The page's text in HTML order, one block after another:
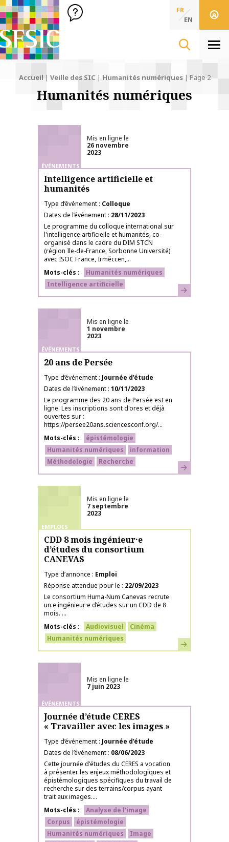
SFSIC Société Française des Sciences de l'Information & de
Société Française des Sciences
de l'Information
FR
EN
Accueil | Veille des SIC | Humanités numériques| Page 2
Humanités numériques
ÉVÉNEMENTS
Mis en ligne le
26 novembre
2023
Intelligence artificielle et
humanités
Type d’événement Colloque
Dates de l’événement 28/11/2023
Le programme du colloque international sur
l'intelligence artificielle et humanités, co-
organisé dans le cadre du DIM STCN
(région Ile-de-France, Sorbonne Université)
avec ISOC France, Irméccen,...
Mots-clés
Humanités numériques
Intelligence artificielle
En savoir plus
ÉVÉNEMENTS
Mis en ligne le
1 novembre
2023
20 ans de Persée
Type d’événement Journée d’étude
Dates de l’événement 10/11/2023
Le programme des 20 ans de Persée est en
ligne. Les inscriptions sont d'ores et déjà
ouvertes sur :
https://persee20ans.sciencesconf.org/...
Mots-clés
épistémologie
Humanités numériques
information
Méthodologie
Recherche En savoir plus
EMPLOIS
Mis en ligne le
7 septembre
2023
CDD 8 mois ingénieur·e
d’études du consortium
CANEVAS
Type d’annonce
Emploi
Réponse attendue pour le
22/09/2023
Le consortium Huma-Num Canevas recrute
un.e ingénieur·e d’études sur un CDD de 8
mois. ...
Mots-clés
Audiovisuel
Cinéma
Humanités numériques
En savoir plus
ÉVÉNEMENTS
Mis en ligne le
7 juin 2023
Journée d’étude CERES
« Travailler avec les images »
Type d’événement Journée d’étude
Dates de l’événement 08/06/2023
Cette journée d'études du CERES a vocation
à présenter les enjeux méthodologiques et
épistémologiques spécifiques du travail de
recherche sur des terrains/corpus ayant
trait aux images....
Mots-clés
Analyse de l'image
Corpus
épistémologie
Humanités numériques
Image